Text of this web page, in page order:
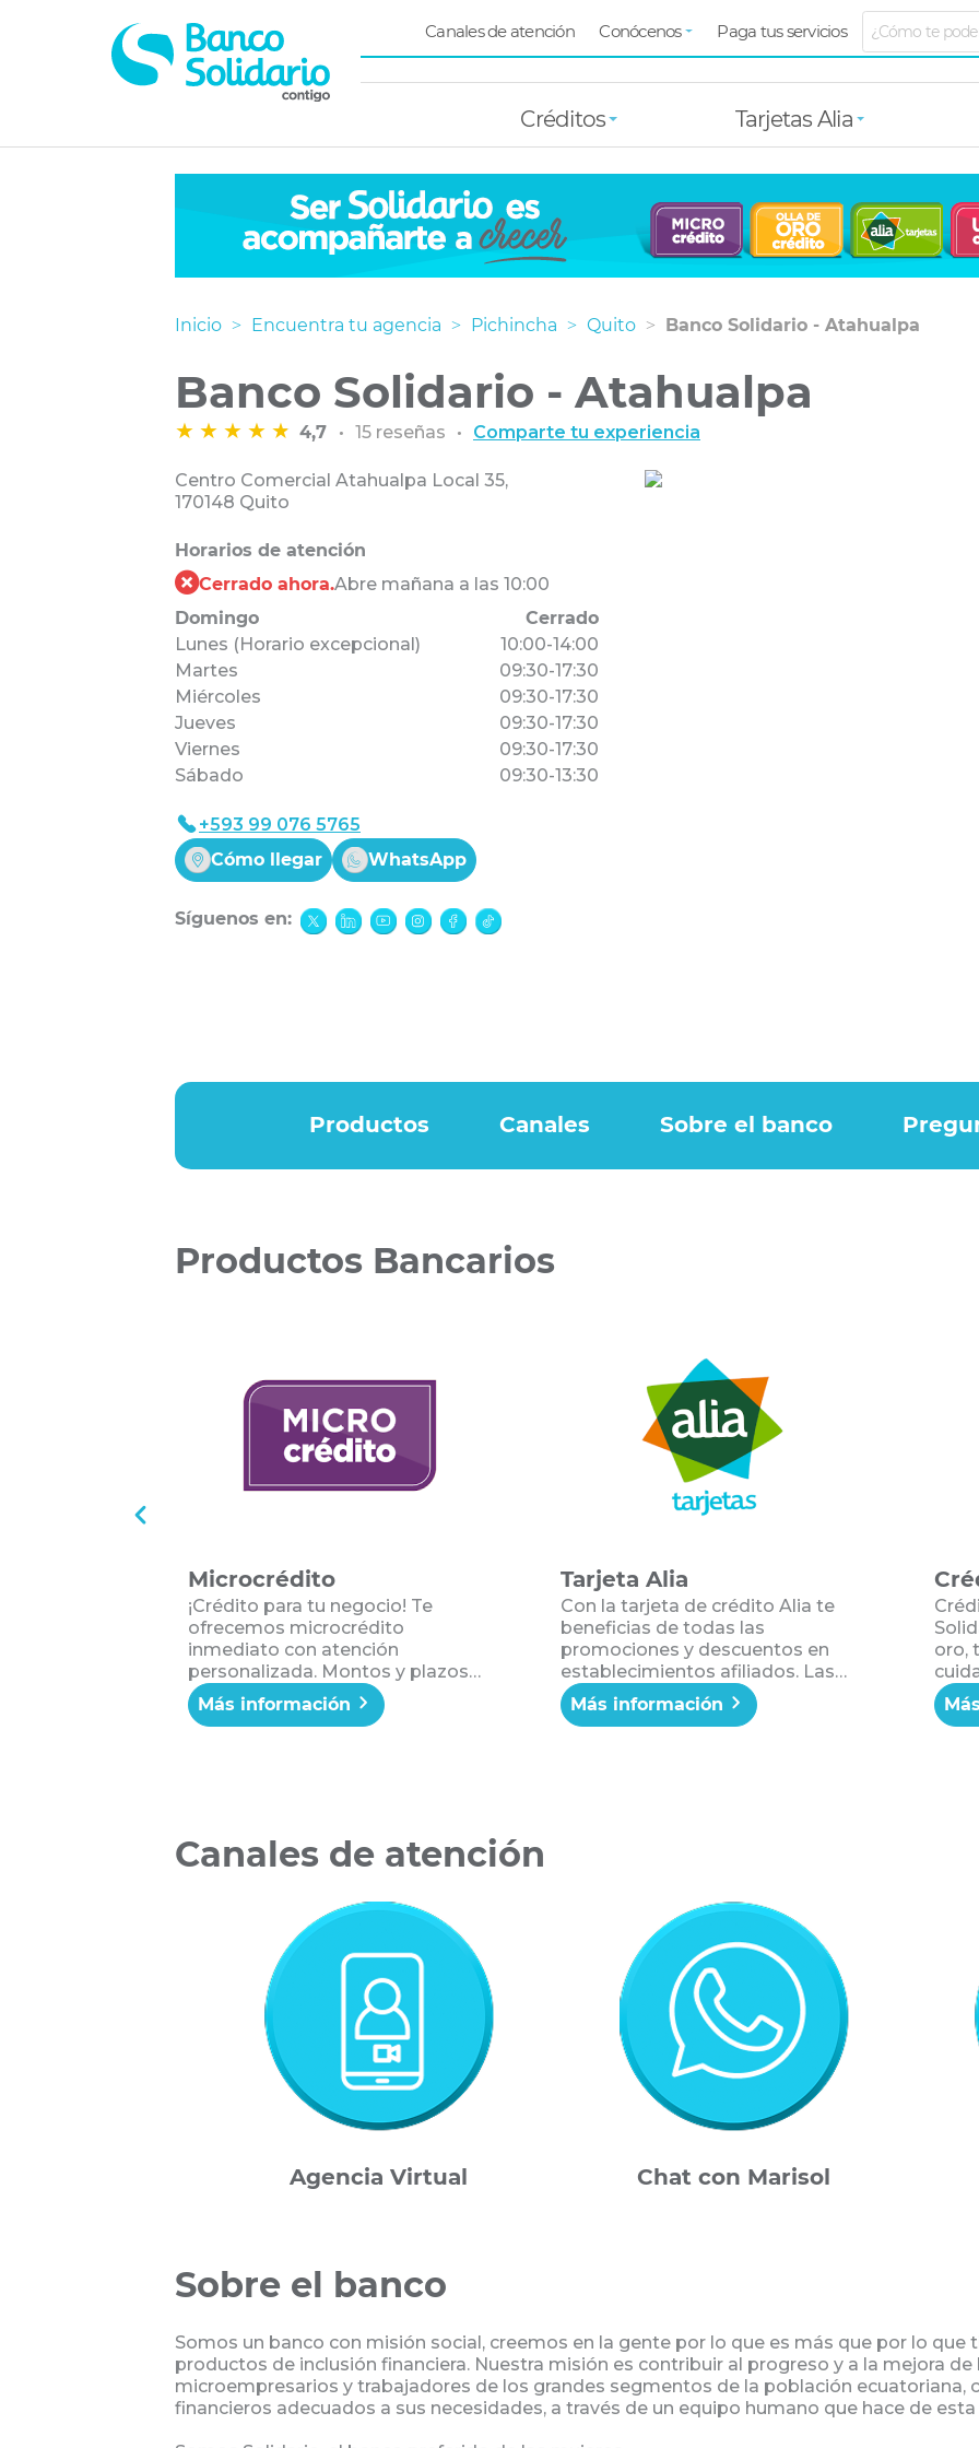
Menú
superior
Canales de atención Conócenos Paga tus servicios
principal
Créditos Tarjetas Alia
Inicio Encuentra tu agencia Pichincha Quito Banco Solidario - Atahualpa
Banco Solidario - Atahualpa
4,7 15 reseñas Comparte tu experiencia
Centro Comercial Atahualpa Local 35,
170148 Quito
Horarios de atención
Cerrado ahora.Abre mañana a las 10:00
Domingo
Cerrado
Lunes (Horario excepcional)
10:00-14:00
Martes
09:30-17:30
Miércoles
09:30-17:30
Jueves
09:30-17:30
Viernes
09:30-17:30
Sábado
09:30-13:30
+593 99 076 5765
Cómo llegar
WhatsApp
Síguenos en:
Productos Canales Sobre el banco
Productos Bancarios
Microcrédito
¡Crédito para tu negocio! Te
ofrecemos microcrédito
inmediato con atención
personalizada. Montos y plazos
acorde a las necesidades de tu
negocio. ¡Ser Solidario es
Más información
Tarjeta Alia
Con la tarjeta de crédito Alia te
beneficias de todas las
promociones y descuentos en
establecimientos afiliados. Las
compras realizadas con Alia
acumulan puntos del Plan
Más información
oro,
Canales de atención
Agencia Virtual Chat con Marisol
Sobre el banco
Somos un banco con misión social, creemos en la gente por lo que es más que por lo que
productos de inclusión financiera. Nuestra misión es contribuir al progreso y a la mejora de
microempresarios y trabajadores de los grandes segmentos de la población ecuatoriana,
financieros adecuados a sus necesidades, a través de un equipo humano que hace de